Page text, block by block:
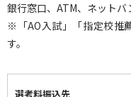
銀行窓口、ATM、ネットバ
※「AO入試」「指定校推
す。
選考料振込先